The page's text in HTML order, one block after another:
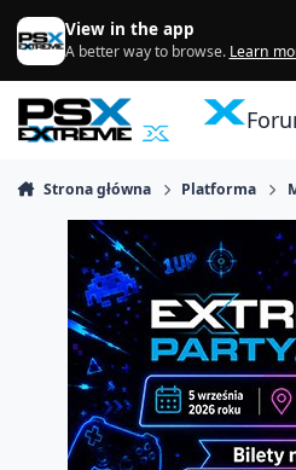
Skocz do zawartości
View in the app
A better way to browse. Learn
Strona główna Platforma